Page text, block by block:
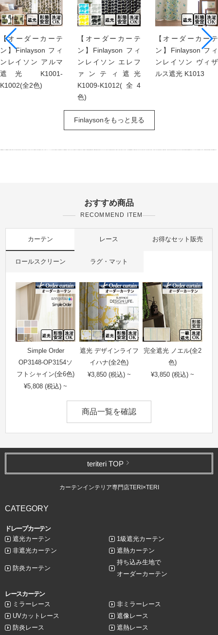
【オーダーカーテ
ン】Finlayson フィ
ンレイソン アルマ
遮光 K1001-
K1002(全2色)
【オーダーカーテ
ン】Finlayson フィ
ンレイソン エレフ
ァンティ遮光
K1009-K1012(全4
色)
【オーダーカーテ
ン】Finlayson フィ
ンレイソン ヴィザ
ルス遮光 K1013
Finlaysonをもっと見る
おすすめ商品
RECOMMEND ITEM
カーテン レース お得なセット販売
ロールスクリーン ラグ・マット
Simple Order
OP3148-OP3154ソ
フトシャイン(全6色)
¥5,808 (税込) ~
遮光 デザインライフ
イハナ(全2色)
¥3,850 (税込) ~
完全遮光 ノエル(全2
色)
¥3,850 (税込) ~
商品一覧を確認
teriteri TOP
カーテンインテリア専門店TERI×TERI
CATEGORY
ドレープカーテン
遮光カーテン
1級遮光カーテン
非遮光カーテン
遮熱カーテン
防炎カーテン
持ち込み生地で
オーダーカーテン
レースカーテン
ミラーレース
非ミラーレース
UVカットレース
遮像レース
防炎レース
遮熱レース